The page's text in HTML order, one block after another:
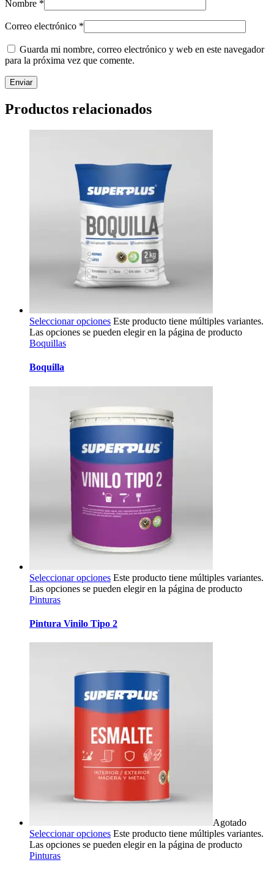
Nombre *
Correo electrónico *
Guarda mi nombre, correo electrónico y web en este navegador
para la próxima vez que comente.
Productos relacionados
Seleccionar opciones Este producto tiene múltiples variantes.
Las opciones se pueden elegir en la página de producto
Boquillas
Boquilla
Seleccionar opciones Este producto tiene múltiples variantes.
Las opciones se pueden elegir en la página de producto
Pinturas
Pintura Vinilo Tipo 2
Agotado
Seleccionar opciones Este producto tiene múltiples variantes.
Las opciones se pueden elegir en la página de producto
Pinturas